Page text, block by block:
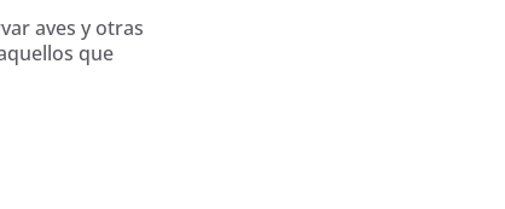
aves y otras
que